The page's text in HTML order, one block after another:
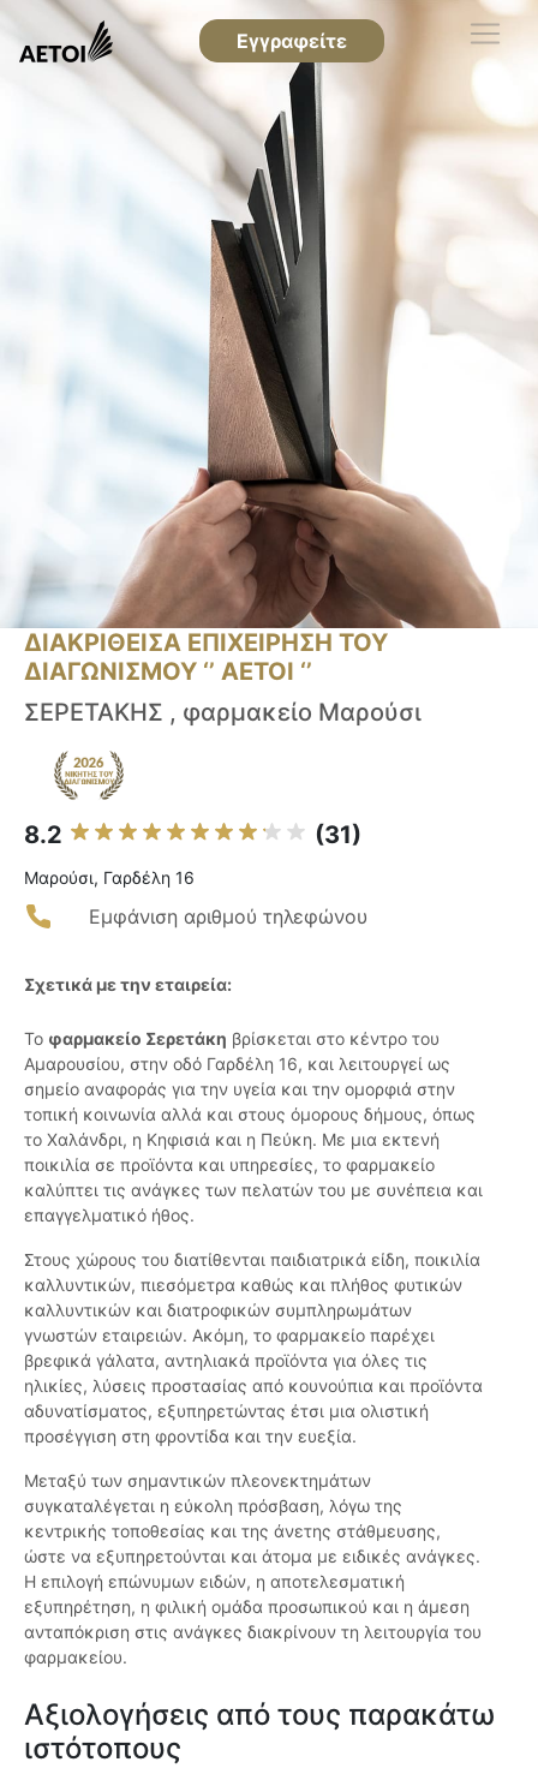
Εγγραφείτε
ΔΙΑΚΡΙΘΕΙΣΑ ΕΠΙΧΕΙΡΗΣΗ ΤΟΥ
ΔΙΑΓΩΝΙΣΜΟΥ ‘’ ΑΕΤΟΙ ‘’
ΣΕΡΕΤΑΚΗΣ , φαρμακείο Μαρούσι
8.2 (31)
Μαρούσι, Γαρδέλη 16
Εμφάνιση αριθμού τηλεφώνου
Σχετικά με την εταιρεία:
Το φαρμακείο Σερετάκη βρίσκεται στο κέντρο του
Αμαρουσίου, στην οδό Γαρδέλη 16, και λειτουργεί ως
σημείο αναφοράς για την υγεία και την ομορφιά στην
τοπική κοινωνία αλλά και στους όμορους δήμους, όπως
το Χαλάνδρι, η Κηφισιά και η Πεύκη. Με μια εκτενή
ποικιλία σε προϊόντα και υπηρεσίες, το φαρμακείο
καλύπτει τις ανάγκες των πελατών του με συνέπεια και
επαγγελματικό ήθος.
Στους χώρους του διατίθενται παιδιατρικά είδη, ποικιλία
καλλυντικών, πιεσόμετρα καθώς και πλήθος φυτικών
καλλυντικών και διατροφικών συμπληρωμάτων
γνωστών εταιρειών. Ακόμη, το φαρμακείο παρέχει
βρεφικά γάλατα, αντηλιακά προϊόντα για όλες τις
ηλικίες, λύσεις προστασίας από κουνούπια και προϊόντα
αδυνατίσματος, εξυπηρετώντας έτσι μια ολιστική
προσέγγιση στη φροντίδα και την ευεξία.
Μεταξύ των σημαντικών πλεονεκτημάτων
συγκαταλέγεται η εύκολη πρόσβαση, λόγω της
κεντρικής τοποθεσίας και της άνετης στάθμευσης,
ώστε να εξυπηρετούνται και άτομα με ειδικές ανάγκες.
Η επιλογή επώνυμων ειδών, η αποτελεσματική
εξυπηρέτηση, η φιλική ομάδα προσωπικού και η άμεση
ανταπόκριση στις ανάγκες διακρίνουν τη λειτουργία του
φαρμακείου.
Αξιολογήσεις από τους παρακάτω
ιστότοπους